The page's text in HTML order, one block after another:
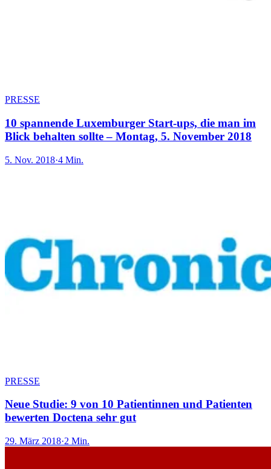
PRESSE
10 spannende Luxemburger Start-ups, die man im
Blick behalten sollte – Montag, 5. November 2018
5. Nov. 2018·4 Min.
PRESSE
Neue Studie: 9 von 10 Patientinnen und Patienten
bewerten Doctena sehr gut
29. März 2018·2 Min.